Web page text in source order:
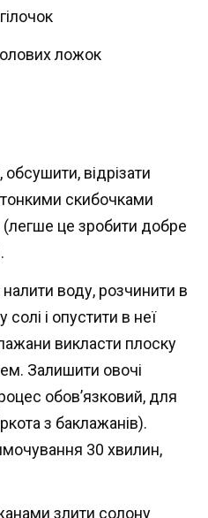
ложок
відрізати
тонкими скибочками
це зробити добре
воду, розчинити в
і опустити в неї
викласти плоску
Залишити овочі
обов’язковий, для
з баклажанів).
30 хвилин,
злити солону